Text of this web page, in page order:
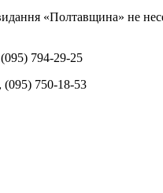
«Полтавщина» не
(095) 794-29-25
, (095) 750-18-53